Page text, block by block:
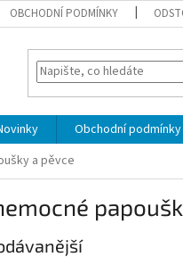
OBCHODNÍ PODMÍNKY
Obchodní podmínky
a pěvce